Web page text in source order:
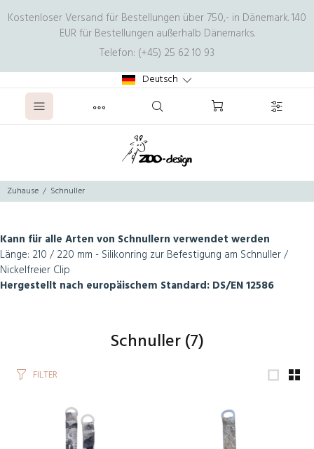
Kostenloser Versand für Bestellungen über 750,- in Dänemark. 140
EUR für Bestellungen außerhalb Dänemarks.
Telefon: (+45) 25 62 10 93
Deutsch
Zuhause Schnuller
Kann für alle Arten von Schnullern verwendet werden
Länge: 210 / 220 mm - Silikonring zur Befestigung am Schnuller /
Nickelfreier Clip
Hergestellt nach europäischem Standard: DS/EN 12586
Schnuller(7)
FILTER